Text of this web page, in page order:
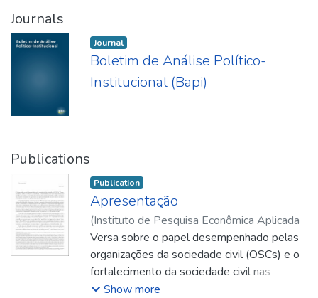
Journals
Journal
Boletim de Análise Político-
Institucional (Bapi)
Publications
Publication
Apresentação
(Instituto de Pesquisa Econômica Aplicada
(Ipea) ,2019-06)Mello, Janine
Versa sobre o papel desempenhado pelas
organizações da sociedade civil (OSCs) e o
fortalecimento da sociedade civil nas
democracias contemporâneas.
Show more